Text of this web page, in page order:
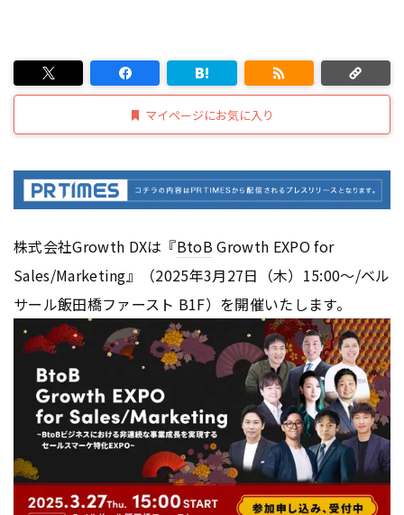
マイページにお気に入り
株式会社Growth DXは『BtoBGrowth EXPO for
Sales/Marketing』（2025年3月27日（木）15:00～/ベル
サール飯田橋ファースト B1F）を開催いたします。